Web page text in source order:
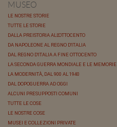
MUSEO
LE NOSTRE STORIE
TUTTE LE STORIE
DALLA PREISTORIA ALL'OTTOCENTO
DA NAPOLEONE AL REGNO D'ITALIA
DAL REGNO D'ITALIA A FINE OTTOCENTO
LA SECONDA GUERRA MONDIALE E LE MEMORIE
LA MODERNITÀ, DAL 900 AL 1940
DAL DOPOGUERRA AD OGGI
ALCUNI PRESUPPOSTI COMUNI
TUTTE LE COSE
LE NOSTRE COSE
MUSEI E COLLEZIONI PRIVATE